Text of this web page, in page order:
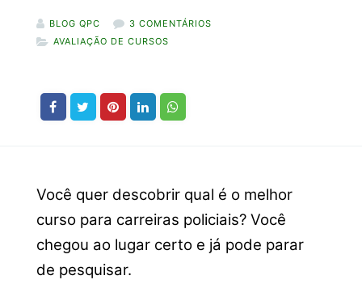
BLOG QPC
3 COMENTÁRIOS
AVALIAÇÃO DE CURSOS
Você quer descobrir qual é o melhor
curso para carreiras policiais? Você
chegou ao lugar certo e já pode parar
de pesquisar.